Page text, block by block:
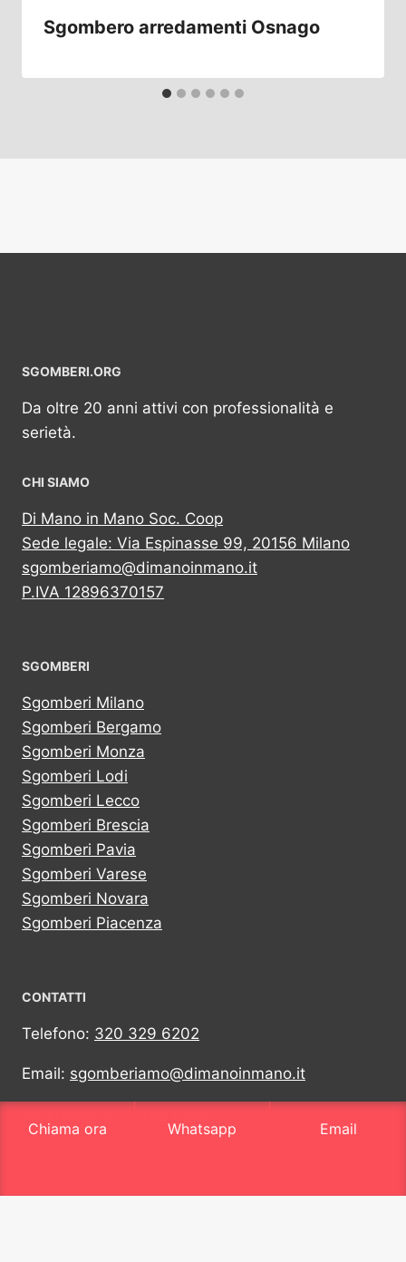
Sgombero arredamenti Osnago
SGOMBERI.ORG
Da oltre 20 anni attivi con professionalità e
serietà.
CHI SIAMO
Di Mano in Mano Soc. Coop
Sede legale: Via Espinasse 99, 20156 Milano
sgomberiamo@dimanoinmano.it
P.IVA 12896370157
SGOMBERI
Sgomberi Milano
Sgomberi Bergamo
Sgomberi Monza
Sgomberi Lodi
Sgomberi Lecco
Sgomberi Brescia
Sgomberi Pavia
Sgomberi Varese
Sgomberi Novara
Sgomberi Piacenza
CONTATTI
Telefono: 320 329 6202
Email: sgomberiamo@dimanoinmano.it
Chiama ora
Whatsapp Email